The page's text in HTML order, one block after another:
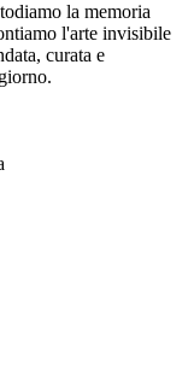
la memoria
l'arte invisibile
curata e